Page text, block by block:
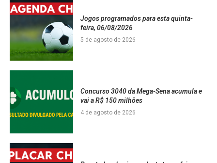
Jogos programados para esta quinta-
feira, 06/08/2026
5 de agosto de 2026
Concurso 3040 da Mega-Sena acumula e
vai a R$ 150 milhões
4 de agosto de 2026